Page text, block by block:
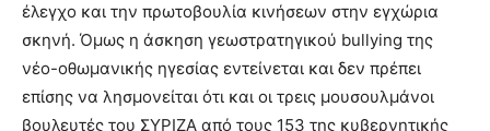
έλεγχο και την πρωτοβουλία κινήσεων στην εγχώρια
σκηνή. Όμως η άσκηση γεωστρατηγικού bullying της
νέο-οθωμανικής ηγεσίας εντείνεται και δεν πρέπει
επίσης να λησμονείται ότι και οι τρεις μουσουλμάνοι
βουλευτές του ΣΥΡΙΖΑ από τους 153 της κυβερνητικής